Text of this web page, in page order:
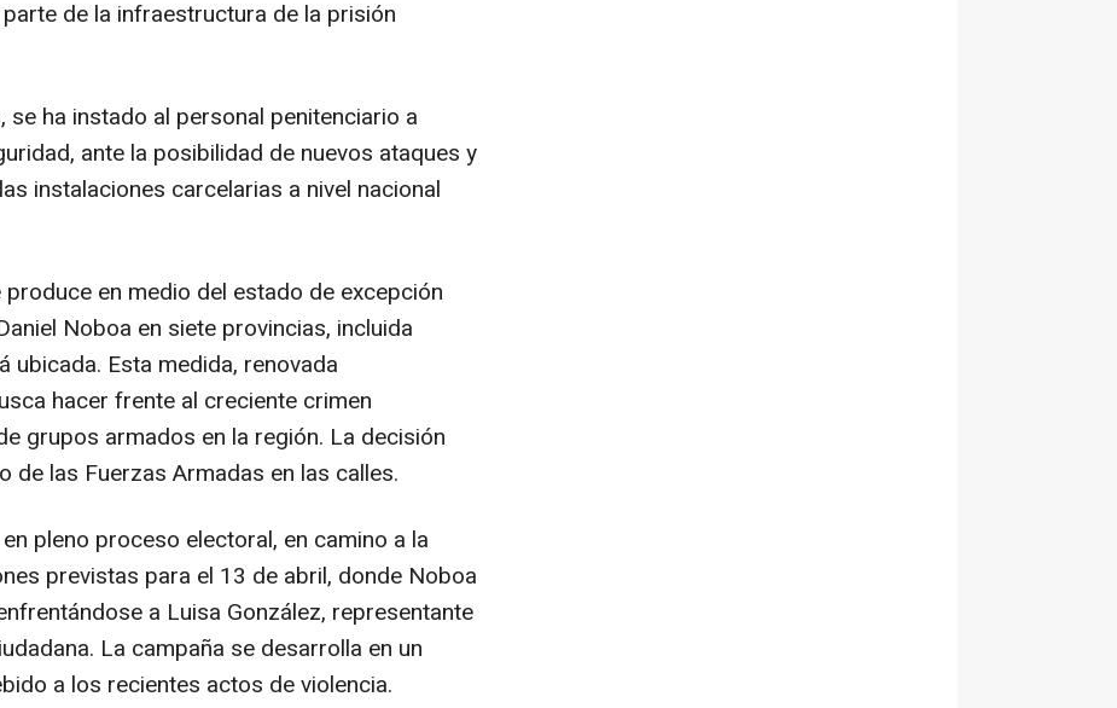
de la infraestructura de la prisión
se ha instado al personal penitenciario a
ante la posibilidad de nuevos ataques y
instalaciones carcelarias a nivel nacional
en medio del estado de excepción
Noboa en siete provincias, incluida
ubicada. Esta medida, renovada
hacer frente al creciente crimen
grupos armados en la región. La decisión
de las Fuerzas Armadas en las calles.
pleno proceso electoral, en camino a la
previstas para el 13 de abril, donde Noboa
a Luisa González, representante
La campaña se desarrolla en un
a los recientes actos de violencia.